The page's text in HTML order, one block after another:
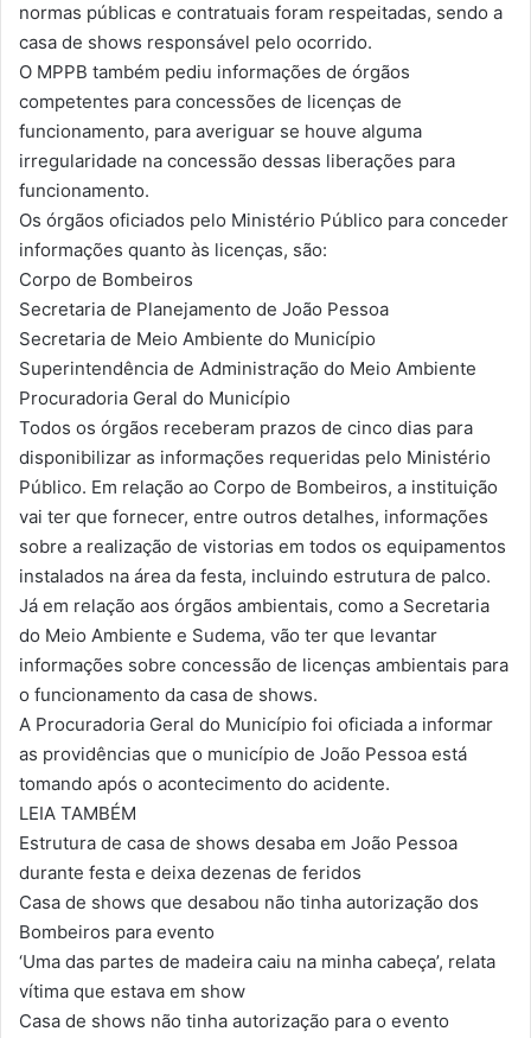
normas públicas e contratuais foram respeitadas, sendo a
casa de shows responsável pelo ocorrido.
O MPPB também pediu informações de órgãos
competentes para concessões de licenças de
funcionamento, para averiguar se houve alguma
irregularidade na concessão dessas liberações para
funcionamento.
Os órgãos oficiados pelo Ministério Público para conceder
informações quanto às licenças, são:
Corpo de Bombeiros
Secretaria de Planejamento de João Pessoa
Secretaria de Meio Ambiente do Município
Superintendência de Administração do Meio Ambiente
Procuradoria Geral do Município
Todos os órgãos receberam prazos de cinco dias para
disponibilizar as informações requeridas pelo Ministério
Público. Em relação ao Corpo de Bombeiros, a instituição
vai ter que fornecer, entre outros detalhes, informações
sobre a realização de vistorias em todos os equipamentos
instalados na área da festa, incluindo estrutura de palco.
Já em relação aos órgãos ambientais, como a Secretaria
do Meio Ambiente e Sudema, vão ter que levantar
informações sobre concessão de licenças ambientais para
o funcionamento da casa de shows.
A Procuradoria Geral do Município foi oficiada a informar
as providências que o município de João Pessoa está
tomando após o acontecimento do acidente.
LEIA TAMBÉM
Estrutura de casa de shows desaba em João Pessoa
durante festa e deixa dezenas de feridos
Casa de shows que desabou não tinha autorização dos
Bombeiros para evento
‘Uma das partes de madeira caiu na minha cabeça’, relata
vítima que estava em show
Casa de shows não tinha autorização para o evento